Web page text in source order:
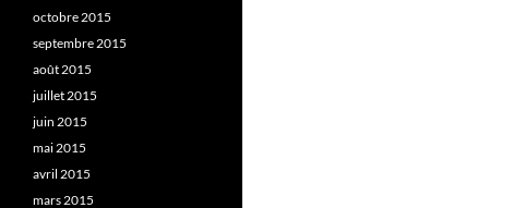
octobre 2015
septembre 2015
août 2015
juillet 2015
juin 2015
mai 2015
avril 2015
mars 2015